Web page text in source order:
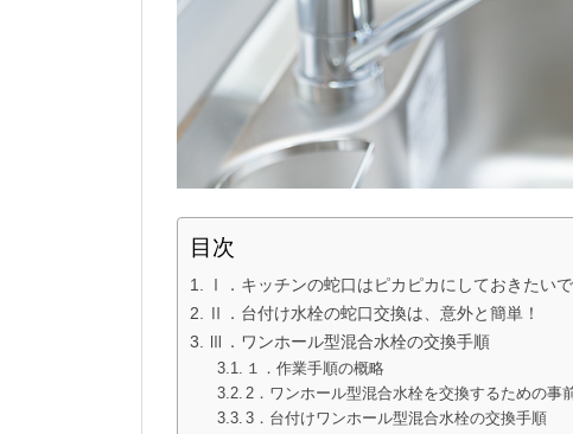
目次
Ⅰ．キッチンの蛇口はピカピカにしておきたいで
Ⅱ．台付け水栓の蛇口交換は、意外と簡単！
Ⅲ．ワンホール型混合水栓の交換手順
１．作業手順の概略
2．ワンホール型混合水栓を交換するための事
3．台付けワンホール型混合水栓の交換手順